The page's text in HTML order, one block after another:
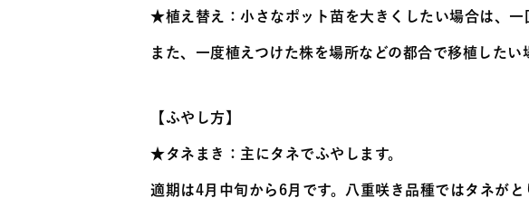
★植え替え：小さなポット苗を大きくしたい場合は、一
また、一度植えつけた株を場所などの都合で移植したい
【ふやし方】
★タネまき：主にタネでふやします。
適期は4月中旬から6月です。八重咲き品種ではタネが